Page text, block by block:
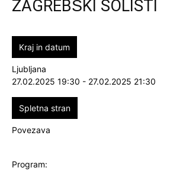
ZAGREBŠKI SOLISTI
Kraj in datum
Ljubljana
27.02.2025 19:30 - 27.02.2025 21:30
Spletna stran
Povezava
Program: